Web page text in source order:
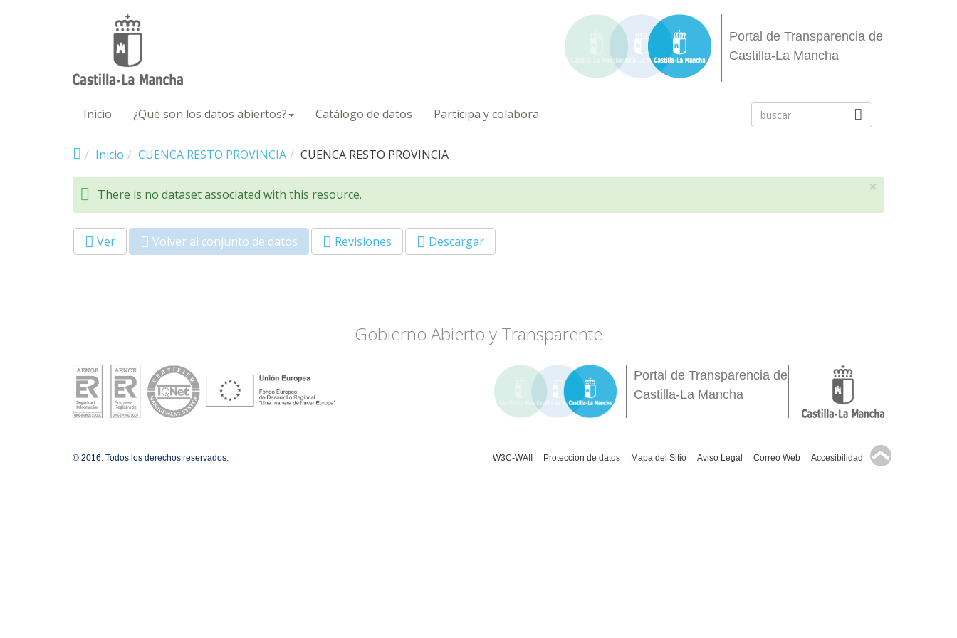
Portal de Transparencia de
Castilla-La Mancha
Inicio ¿Qué son los datos abiertos? Catálogo de datos Participa y colabora
Inicio CUENCA RESTO PROVINCIA CUENCA RESTO PROVINCIA
×
There is no dataset associated with this resource.
Primary tabs
Ver Volver al conjunto de datos (solapa
activa)
Revisiones Descargar
Gobierno Abierto y Transparente
Portal de Transparencia de
Castilla-La Mancha
↑
© 2016. Todos los derechos reservados. W3C-WAII Protección de datos Mapa del Sitio Aviso Legal Correo Web Accesibilidad